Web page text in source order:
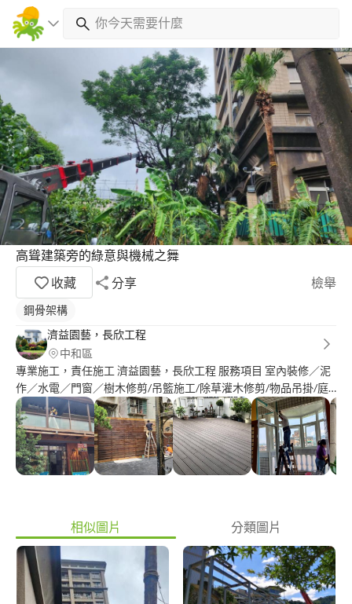
高聳建築旁的綠意與機械之舞
收藏
分享 檢舉
鋼骨架構
濟益園藝，長欣工程
中和區
專業施工，責任施工 濟益園藝，長欣工程 服務項目 室內裝修／泥
作／水電／門窗／樹木修剪/吊籃施工/除草灌木修剪/物品吊掛/庭
園整理維護／景觀工程
相似圖片 分類圖片